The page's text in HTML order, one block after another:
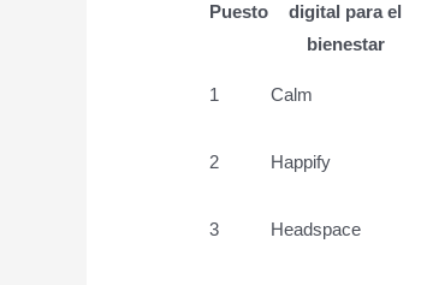
Puesto
digital para el
bienestar
1 Calm
2 Happify
3 Headspace